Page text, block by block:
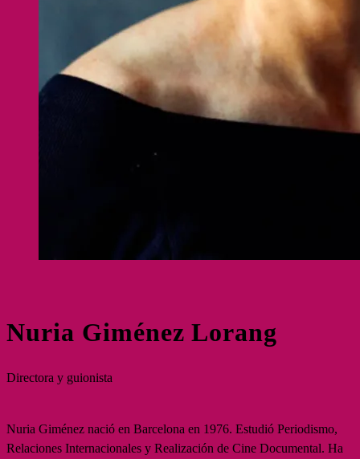
Nuria Giménez Lorang
Directora y guionista
Nuria Giménez nació en Barcelona en 1976. Estudió Periodismo,
Relaciones Internacionales y Realización de Cine Documental. Ha